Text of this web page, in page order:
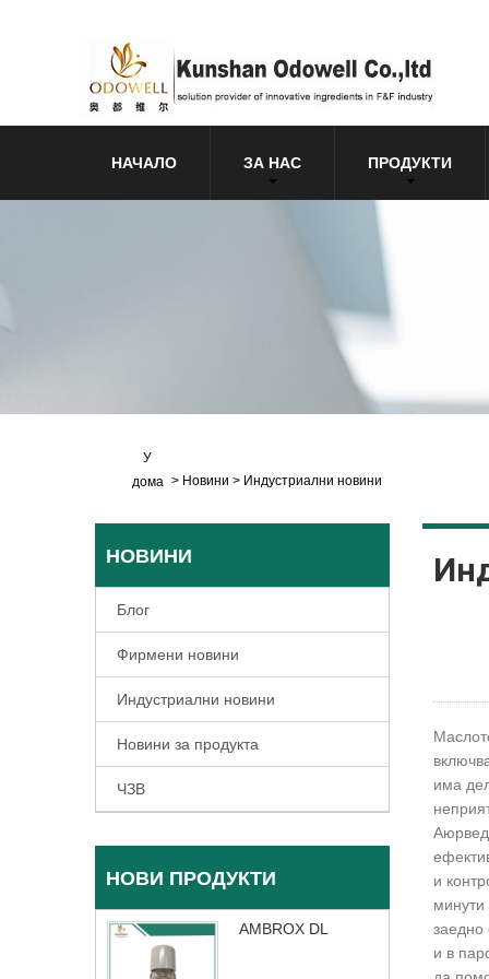
НАЧАЛО ЗА НАС ПРОДУКТИ
У
дома > Новини > Индустриални новини
НОВИНИ
Блог
Фирмени новини
Индустриални новини
Новини за продукта
ЧЗВ
НОВИ ПРОДУКТИ
AMBROX DL
има
и
заедно
и в